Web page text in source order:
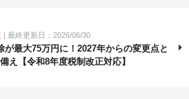
| 最終更新日：2026/06/30
が最大75万円に！2027年からの変更点と
え【令和8年度税制改正対応】